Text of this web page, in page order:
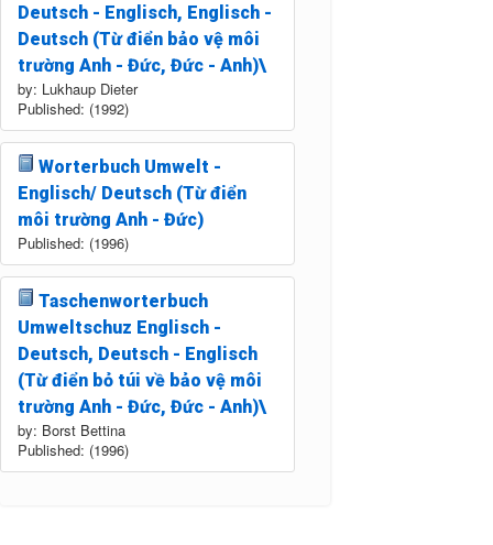
Deutsch - Englisch, Englisch -
Deutsch (Từ điển bảo vệ môi
trường Anh - Đức, Đức - Anh)\
by: Lukhaup Dieter
Published: (1992)
Worterbuch Umwelt -
Englisch/ Deutsch (Từ điển
môi trường Anh - Đức)
Published: (1996)
Taschenworterbuch
Umweltschuz Englisch -
Deutsch, Deutsch - Englisch
(Từ điển bỏ túi về bảo vệ môi
trường Anh - Đức, Đức - Anh)\
by: Borst Bettina
Published: (1996)